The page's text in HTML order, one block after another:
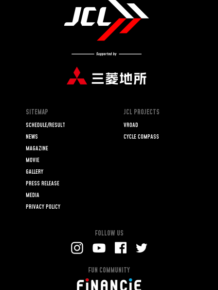
SITEMAP
SCHEDULE/RESULT
NEWS
MAGAZINE
MOVIE
GALLERY
PRESS RELEASE
MEDIA
PRIVACY POLICY
JCL PROJECTS
VROAD
CYCLE COMPASS
FOLLOW US
FUN COMMUNITY